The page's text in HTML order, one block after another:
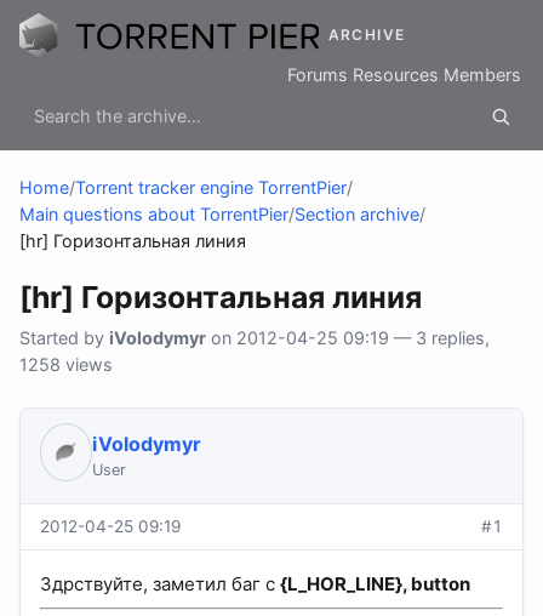
ARCHIVE
Forums Resources Members
Home/Torrent tracker engine TorrentPier/
Main questions about TorrentPier/Section archive/
[hr] Горизонтальная линия
[hr] Горизонтальная линия
Started by iVolodymyr on 2012-04-25 09:19 — 3 replies,
1258 views
iVolodymyr
User
2012-04-25 09:19 #1
Здрствуйте, заметил баг с {L_HOR_LINE}, button